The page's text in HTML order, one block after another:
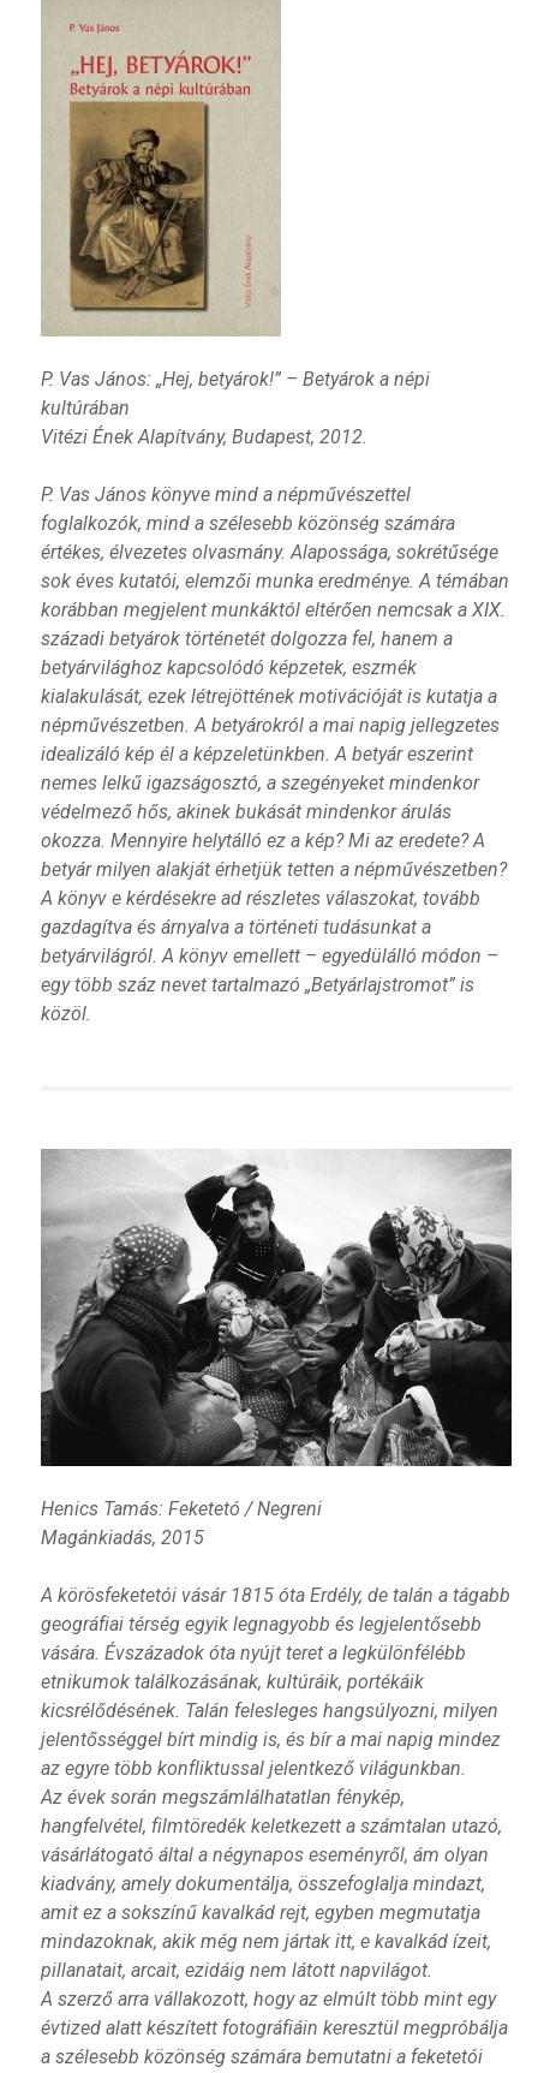
P. Vas János: „Hej, betyárok!” – Betyárok a népi
kultúrában
Vitézi Ének Alapítvány, Budapest, 2012.
P. Vas János könyve mind a népművészettel
foglalkozók, mind a szélesebb közönség számára
értékes, élvezetes olvasmány. Alapossága, sokrétűsége
sok éves kutatói, elemzői munka eredménye. A témában
korábban megjelent munkáktól eltérően nemcsak a XIX.
századi betyárok történetét dolgozza fel, hanem a
betyárvilághoz kapcsolódó képzetek, eszmék
kialakulását, ezek létrejöttének motivációját is kutatja a
népművészetben. A betyárokról a mai napig jellegzetes
idealizáló kép él a képzeletünkben. A betyár eszerint
nemes lelkű igazságosztó, a szegényeket mindenkor
védelmező hős, akinek bukását mindenkor árulás
okozza. Mennyire helytálló ez a kép? Mi az eredete? A
betyár milyen alakját érhetjük tetten a népművészetben?
A könyv e kérdésekre ad részletes válaszokat, tovább
gazdagítva és árnyalva a történeti tudásunkat a
betyárvilágról. A könyv emellett – egyedülálló módon –
egy több száz nevet tartalmazó „Betyárlajstromot” is
közöl.
Henics Tamás: Feketetó / Negreni
Magánkiadás, 2015
A körösfeketetói vásár 1815 óta Erdély, de talán a tágabb
geográfiai térség egyik legnagyobb és legjelentősebb
vására. Évszázadok óta nyújt teret a legkülönfélébb
etnikumok találkozásának, kultúráik, portékáik
kicsrélődésének. Talán felesleges hangsúlyozni, milyen
jelentősséggel bírt mindig is, és bír a mai napig mindez
az egyre több konfliktussal jelentkező világunkban.
Az évek során megszámlálhatatlan fénykép,
hangfelvétel, filmtöredék keletkezett a számtalan utazó,
vásárlátogató által a négynapos eseményről, ám olyan
kiadvány, amely dokumentálja, összefoglalja mindazt,
amit ez a sokszínű kavalkád rejt, egyben megmutatja
mindazoknak, akik még nem jártak itt, e kavalkád ízeit,
pillanatait, arcait, ezidáig nem látott napvilágot.
A szerző arra vállakozott, hogy az elmúlt több mint egy
évtized alatt készített fotográfiáin keresztül megpróbálja
a szélesebb közönség számára bemutatni a feketetói